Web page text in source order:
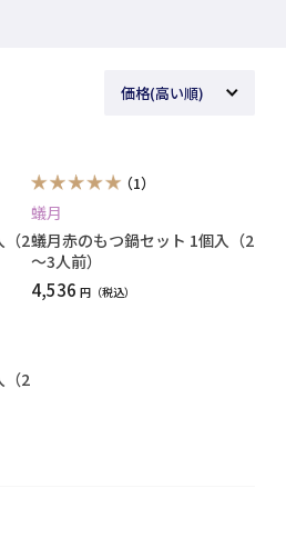
（2
（1）
蟻月
蟻月赤のもつ鍋セット 1個入（2
～3人前）
4,536 円
（2